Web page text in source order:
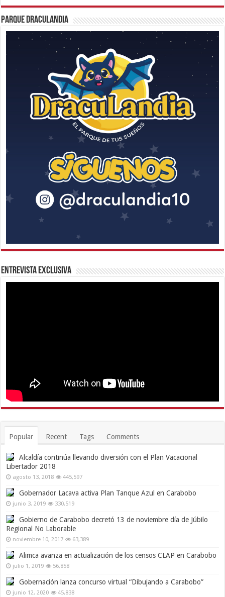
Parque Draculandia
Entrevista Exclusiva
Popular Recent Tags Comments
Alcaldía continúa llevando diversión con el Plan Vacacional
Libertador 2018
agosto 13, 2018 445,597
Gobernador Lacava activa Plan Tanque Azul en Carabobo
junio 3, 2019 330,519
Gobierno de Carabobo decretó 13 de noviembre día de Júbilo
Regional No Laborable
noviembre 10, 2017 63,389
Alimca avanza en actualización de los censos CLAP en Carabobo
julio 1, 2019 56,858
Gobernación lanza concurso virtual “Dibujando a Carabobo”
junio 12, 2020 45,838